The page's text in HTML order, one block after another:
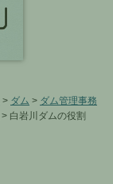
> ダム > ダム管理事務
> 白岩川ダムの役割